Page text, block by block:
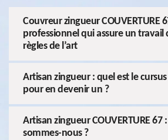
Couvreur zingueur COUVERTURE
professionnel qui assure un travail
règles de l’art
Artisan zingueur : quel est le
pour en devenir un ?
Artisan zingueur COUVERTURE 67
sommes-nous ?